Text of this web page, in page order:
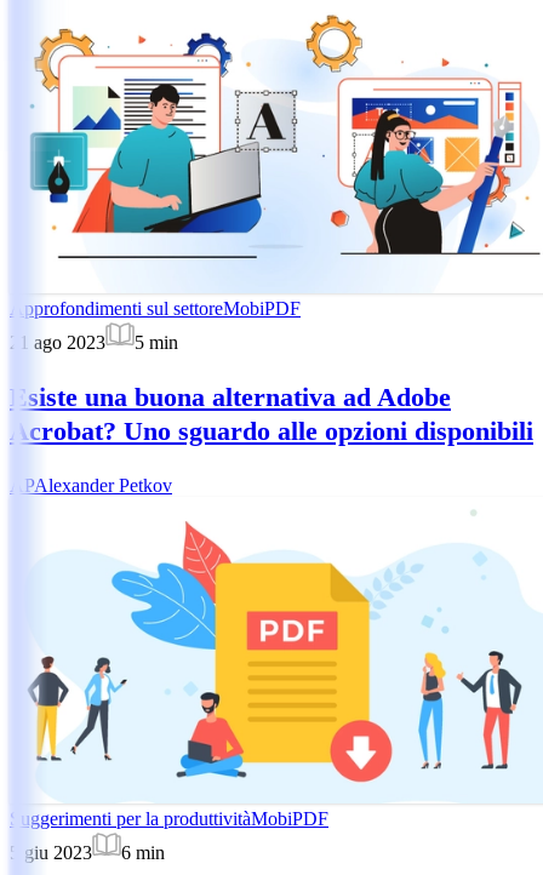
Approfondimenti sul settoreMobiPDF
21 ago 2023
5 min
Esiste una buona alternativa ad Adobe
Acrobat? Uno sguardo alle opzioni disponibili
APAlexander Petkov
Suggerimenti per la produttivitàMobiPDF
5 giu 2023
6 min